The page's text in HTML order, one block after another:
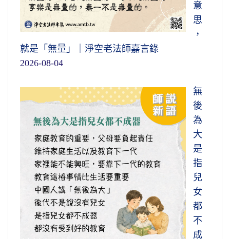
意
思
，
就是「無量」｜淨空老法師嘉言錄
2026-08-04
無
後
為
大
是
指
兒
女
都
不
成